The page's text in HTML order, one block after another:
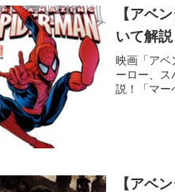
【アベ
いて解説
映画「アベ
ーロー、ス
説！「マー
【アベ